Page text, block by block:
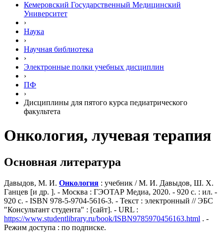
Кемеровский Государственный Медицинский
Университет
›
Наука
›
Научная библиотека
›
Электронные полки учебных диcциплин
›
ПФ
›
Дисциплины для пятого курса педиатрического
факультета
Онкология, лучевая терапия
Основная литература
Давыдов, М. И. Онкология : учебник / М. И. Давыдов, Ш. Х.
Ганцев [и др. ]. - Москва : ГЭОТАР Медиа, 2020. - 920 с. : ил. -
920 с. - ISBN 978-5-9704-5616-3. - Текст : электронный // ЭБС
"Консультант студента" : [сайт]. - URL :
https://www.studentlibrary.ru/book/ISBN9785970456163.html . -
Режим доступа : по подписке.